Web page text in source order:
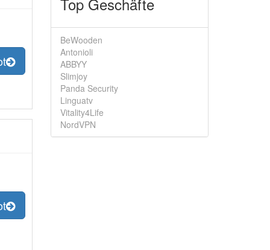
BeWooden
Antonioli
ABBYY
Slimjoy
Panda Security
Linguatv
Vitality4Life
NordVPN